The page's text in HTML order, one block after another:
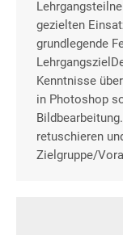
gezielten
grundlegende
Kenntnisse
in Photoshop
retuschieren
Zielgruppe/